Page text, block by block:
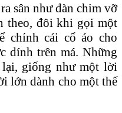
sân như đàn chim vỡ
theo, đôi khi gọi một
chỉnh cái cổ áo cho
dính trên má. Những
giống như một lời
lớn dành cho một thế